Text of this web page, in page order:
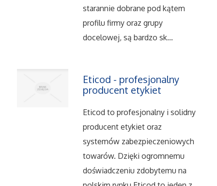
Leczenie
Salony Kosmetyczne
Oprogramowanie
Oprogramowanie
Strony Internetowe
Kontakt
starannie dobrane pod kątem
profilu firmy oraz grupy
docelowej, są bardzo sk...
Eticod - profesjonalny
producent etykiet
Eticod to profesjonalny i solidny
producent etykiet oraz
systemów zabezpieczeniowych
towarów. Dzięki ogromnemu
doświadczeniu zdobytemu na